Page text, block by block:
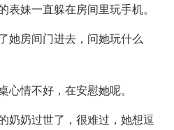
妹一直躲在房间里玩手机。
她房间门进去，问她玩什么
情不好，在安慰她呢。
奶奶过世了，很难过，她想逗